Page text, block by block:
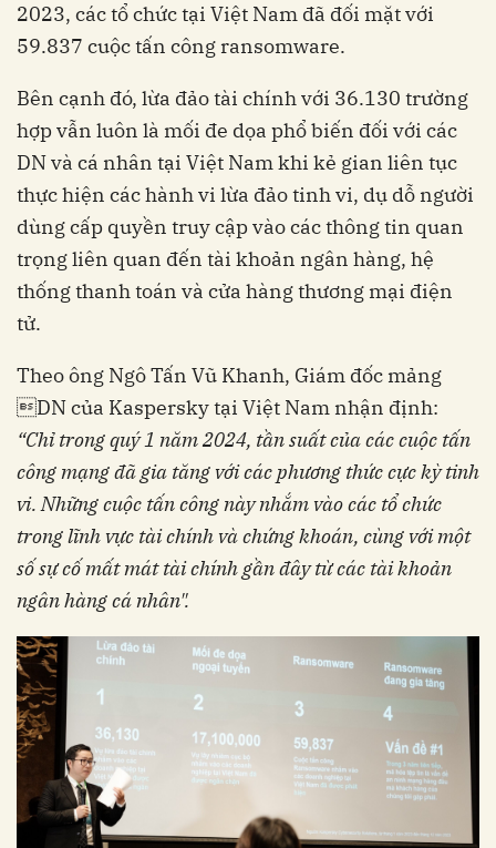
2023, các tổ chức tại Việt Nam đã đối mặt với
59.837 cuộc tấn công ransomware.
Bên cạnh đó, lừa đảo tài chính với 36.130 trường
hợp vẫn luôn là mối đe dọa phổ biến đối với các
DN và cá nhân tại Việt Nam khi kẻ gian liên tục
thực hiện các hành vi lừa đảo tinh vi, dụ dỗ người
dùng cấp quyền truy cập vào các thông tin quan
trọng liên quan đến tài khoản ngân hàng, hệ
thống thanh toán và cửa hàng thương mại điện
tử.
Theo ông Ngô Tấn Vũ Khanh, Giám đốc mảng
DN của Kaspersky tại Việt Nam nhận định:
“Chỉ trong quý 1 năm 2024, tần suất của các cuộc tấn
công mạng đã gia tăng với các phương thức cực kỳ tinh
vi. Những cuộc tấn công này nhắm vào các tổ chức
trong lĩnh vực tài chính và chứng khoán, cùng với một
số sự cố mất mát tài chính gần đây từ các tài khoản
ngân hàng cá nhân".